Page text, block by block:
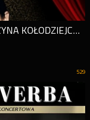
PORTRET KOBIETY | KATARZYNA KOŁODZIEJCZYK
529